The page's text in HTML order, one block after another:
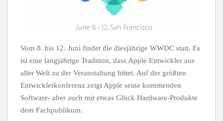
Vom 8. bis 12. Juni findet die diesjährige WWDC statt. Es
ist eine langjährige Tradition, dass Apple Entwickler aus
aller Welt zu der Veranstaltung bittet. Auf der größten
Entwicklerkonferenz zeigt Apple seine kommenden
Software- aber auch mit etwas Glück Hardware-Produkte
dem Fachpublikum.